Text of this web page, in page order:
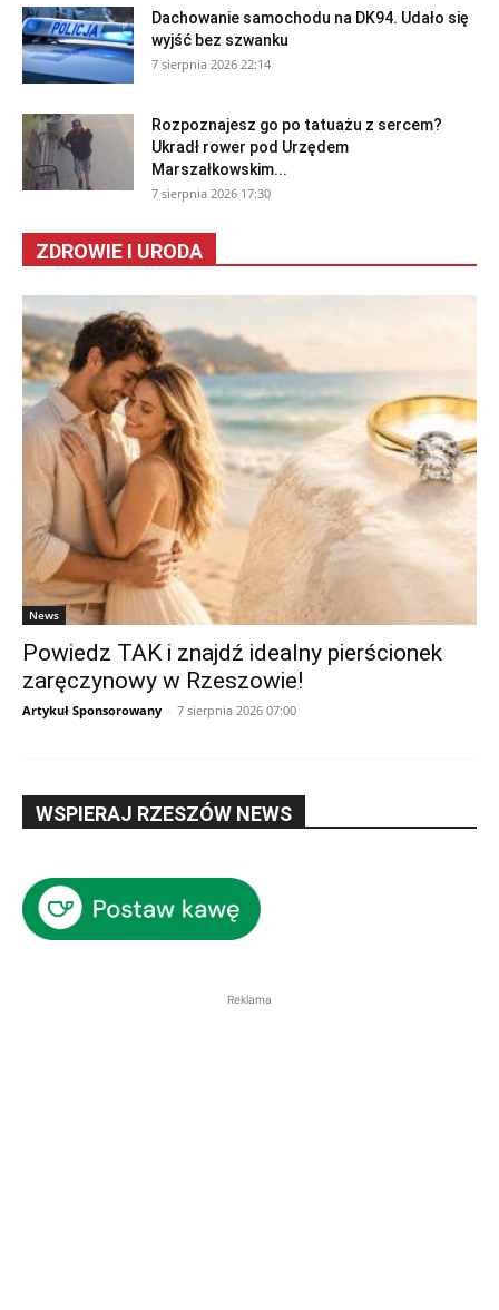
Dachowanie samochodu na DK94. Udało się
wyjść bez szwanku
7 sierpnia 2026 22:14
Rozpoznajesz go po tatuażu z sercem?
Ukradł rower pod Urzędem
Marszałkowskim...
7 sierpnia 2026 17:30
ZDROWIE I URODA
News
Powiedz TAK i znajdź idealny pierścionek
zaręczynowy w Rzeszowie!
Artykuł Sponsorowany - 7 sierpnia 2026 07:00
WSPIERAJ RZESZÓW NEWS
Reklama